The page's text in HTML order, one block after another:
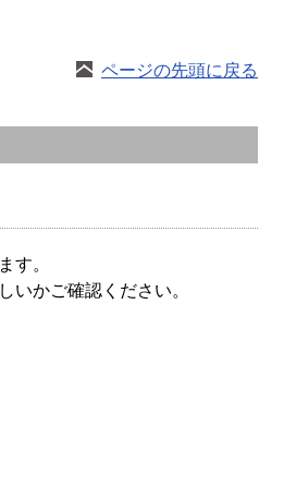
ページの先頭に戻る
。
かご確認ください。